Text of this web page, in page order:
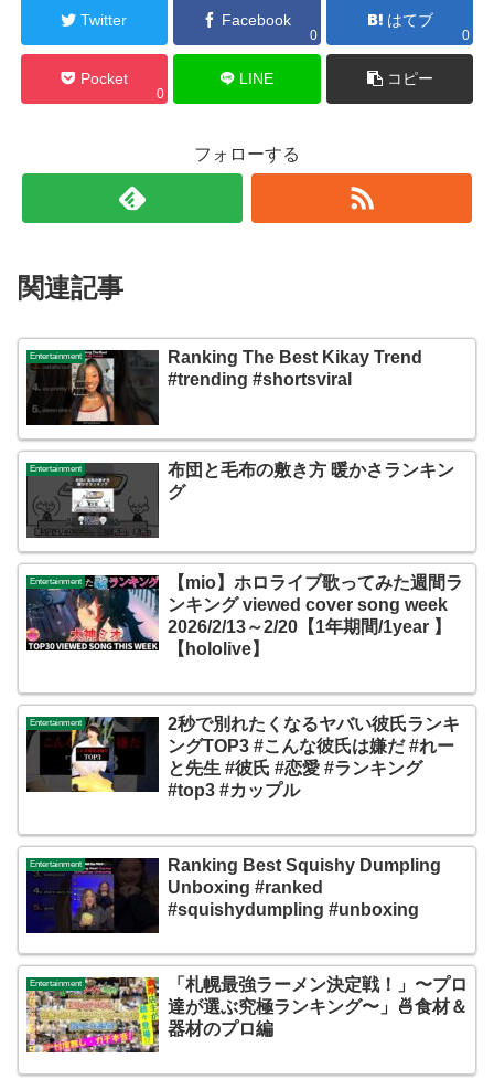
Twitter Facebook
0
はてブ
0
Pocket
0
LINE コピー
フォローする
関連記事
Entertainment
Ranking The Best Kikay Trend
#trending #shortsviral
Entertainment
布団と毛布の敷き方 暖かさランキン
グ
Entertainment
【mio】ホロライブ歌ってみた週間ラ
ンキング viewed cover song week
2026/2/13～2/20【1年期間/1year 】
【hololive】
Entertainment
2秒で別れたくなるヤバい彼氏ランキ
ングTOP3 #こんな彼氏は嫌だ #れー
と先生 #彼氏 #恋愛 #ランキング
#top3 #カップル
Entertainment
Ranking Best Squishy Dumpling
Unboxing #ranked
#squishydumpling #unboxing
Entertainment
「札幌最強ラーメン決定戦！」〜プロ
達が選ぶ究極ランキング〜」🍜食材＆
器材のプロ編